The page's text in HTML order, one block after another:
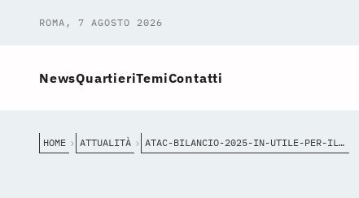
ROMA, 7 AGOSTO 2026
NewsQuartieriTemiContatti
HOME ATTUALITÀ ATAC-BILANCIO-2025-IN-UTILE-PER-IL-TERZO-ANNO-CONSECUTIVO-CRESCONO-RICAVI-INVESTIMENTI-E-PASSEGGERI